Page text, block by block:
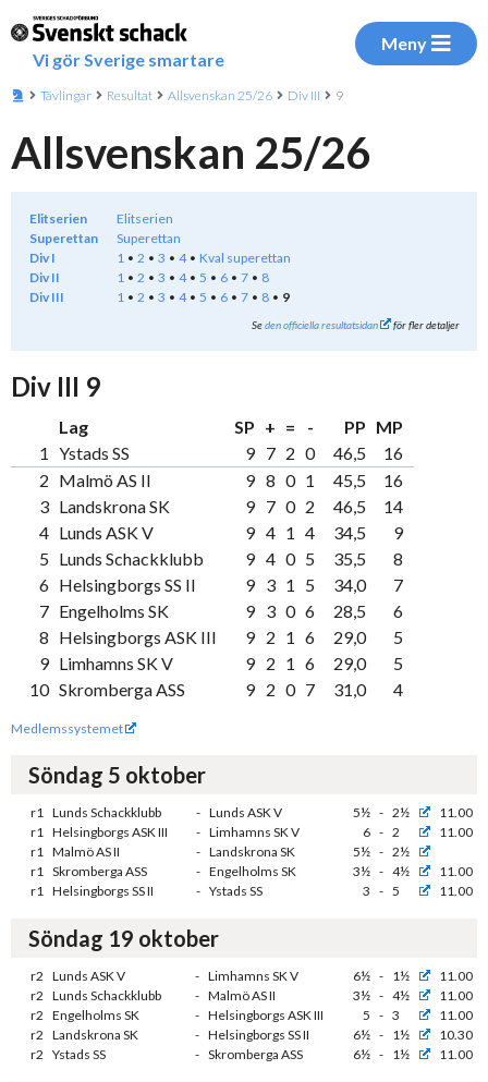
Vi gör Sverige smartare
Meny
Tävlingar Resultat Allsvenskan 25/26 Div III 9
Allsvenskan 25/26
Elitserien
Elitserien
Superettan
Superettan
Div I
1 2 3 4
Kval superettan
Div II
1 2 3 4 5 6 7
8
Div III
1 2 3 4 5 6 7 8 9
Seden officiella resultatsidan för fler detaljer
Div III 9
Lag SP + = - PP MP
1 Ystads SS 9 7 2 0 46,5
16
2 Malmö AS II 9 8 0 1 45,5
16
3 Landskrona SK 9 7 0 2 46,5
14
4 Lunds ASK V 9 4 1 4 34,5
9
5 Lunds Schackklubb 9 4 0 5 35,5
8
6 Helsingborgs SS II 9 3 1 5 34,0
7
7 Engelholms SK 9 3 0 6 28,5
6
8 Helsingborgs ASK III 9 2 1 6 29,0
5
9 Limhamns SK V 9 2 1 6 29,0
5
10 Skromberga ASS 9 2 0 7 31,0 4
Medlemssystemet
Söndag 5 oktober
r1 Lunds Schackklubb - Lunds ASK V 5½ - 2½
11.00
r1 Helsingborgs ASK III - Limhamns SK V 6 - 2
11.00
r1 Malmö AS II - Landskrona SK 5½ - 2½
r1 Skromberga ASS - Engelholms SK 3½ - 4½
11.00
r1 Helsingborgs SS II - Ystads SS 3 - 5 11.00
Söndag 19 oktober
r2 Lunds ASK V - Limhamns SK V 6½ - 1½
11.00
r2 Lunds Schackklubb - Malmö AS II 3½ - 4½
11.00
r2 Engelholms SK - Helsingborgs ASK III 5 - 3
11.00
r2 Landskrona SK - Helsingborgs SS II 6½ - 1½
10.30
r2 Ystads SS - Skromberga ASS 6½ - 1½ 11.00